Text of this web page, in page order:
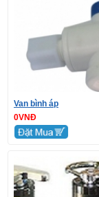
Van bình áp
0VNĐ